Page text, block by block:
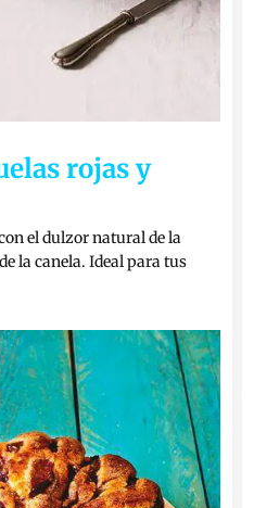
rojas y
el dulzor natural de la
la canela. Ideal para tus